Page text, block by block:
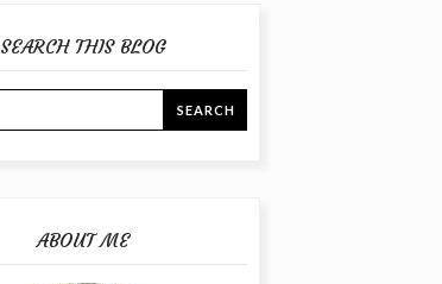
SEARCH THIS BLOG
ABOUT ME